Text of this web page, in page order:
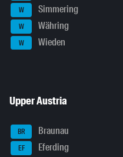
W Simmering
W Währing
W Wieden
Upper Austria
BR Braunau
EF Eferding